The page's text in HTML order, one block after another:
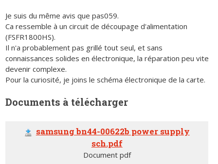
Je suis du même avis que pas059.
Ca ressemble à un circuit de découpage d'alimentation
(FSFR1800HS).
Il n'a probablement pas grillé tout seul, et sans
connaissances solides en électronique, la réparation peu vite
devenir complexe.
Pour la curiosité, je joins le schéma électronique de la carte.
Documents à télécharger
samsung bn44-00622b power supply
sch.pdf
Document pdf